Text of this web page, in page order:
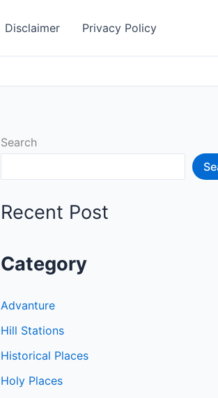
Disclaimer Privacy Policy
Search
Recent Post
Category
Advanture
Hill Stations
Historical Places
Holy Places